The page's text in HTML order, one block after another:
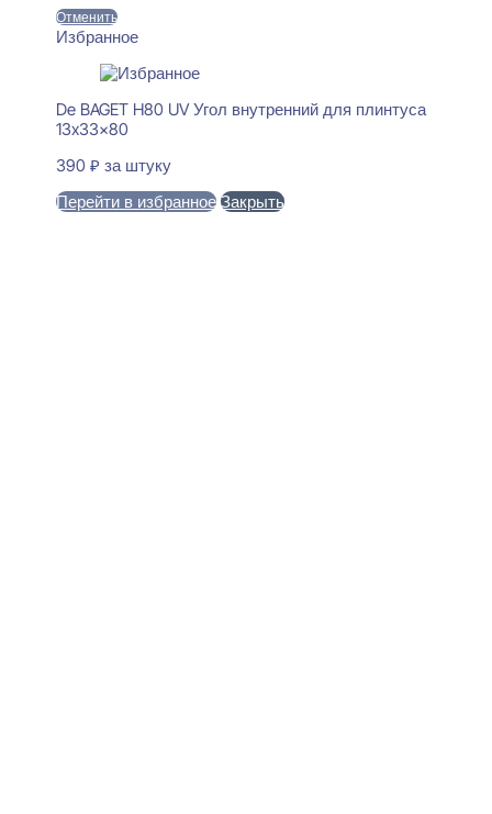
Отменить
Избранное
De BAGET H80 UV Угол внутренний для плинтуса
13x33x80
390 ₽ за штуку
Перейти в избранное Закрыть